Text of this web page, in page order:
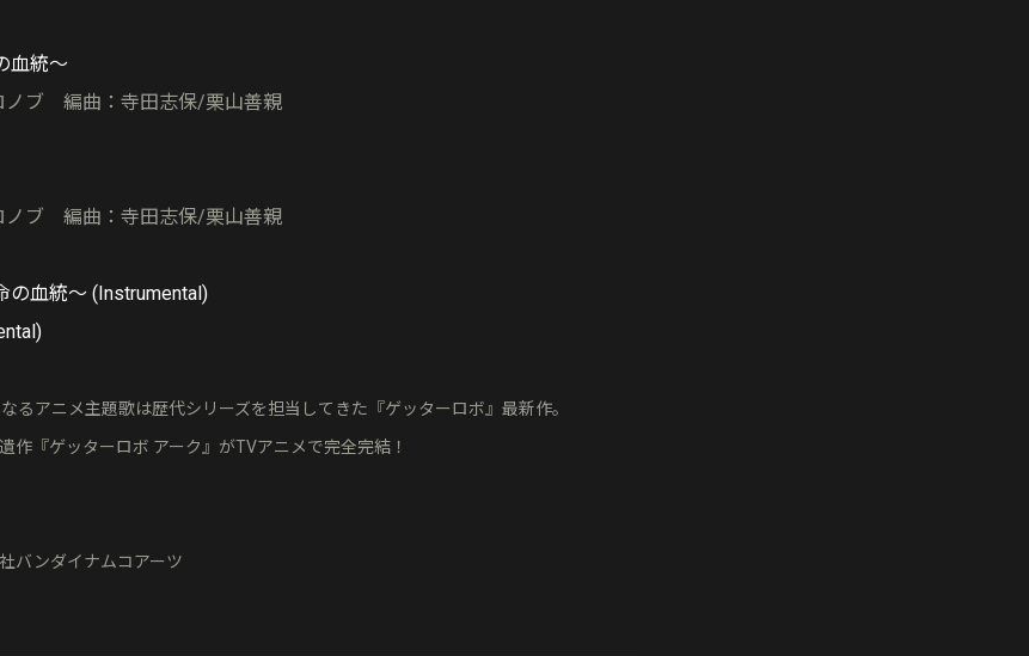
血統〜
ノブ 編曲：寺田志保/栗山善親
ノブ 編曲：寺田志保/栗山善親
の血統〜 (Instrumental)
るアニメ主題歌は歴代シリーズを担当してきた『ゲッターロボ』最新作。
作『ゲッターロボ アーク』がTVアニメで完全完結！
バンダイナムコアーツ